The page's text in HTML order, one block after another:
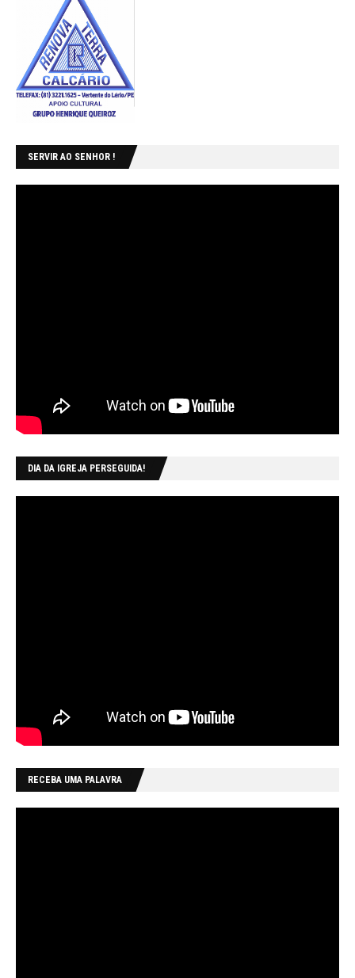
SERVIR AO SENHOR !
DIA DA IGREJA PERSEGUIDA!
RECEBA UMA PALAVRA